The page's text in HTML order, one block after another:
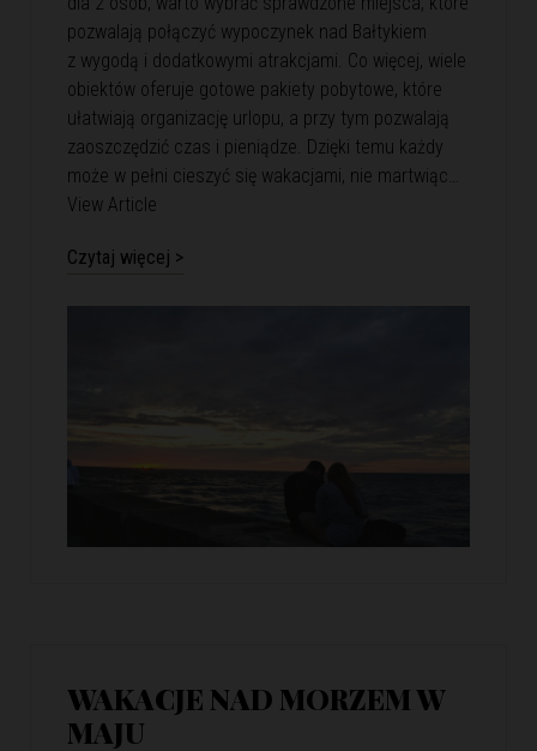
pozwalają połączyć wypoczynek nad Bałtykiem
z wygodą i dodatkowymi atrakcjami. Co więcej, wiele
obiektów oferuje gotowe pakiety pobytowe, które
ułatwiają organizację urlopu, a przy tym pozwalają
zaoszczędzić czas i pieniądze. Dzięki temu każdy
może w pełni cieszyć się wakacjami, nie martwiąc…
View Article
Czytaj więcej >
WAKACJE NAD MORZEM W
MAJU